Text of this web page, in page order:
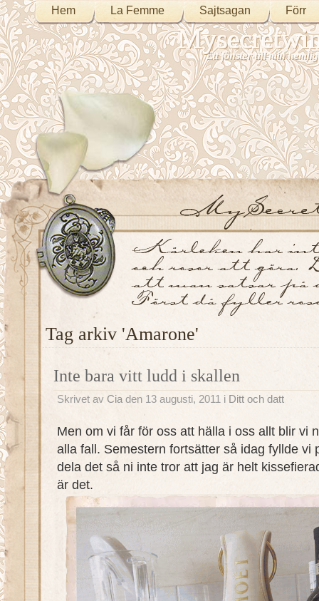
Hem La Femme Sajtsagan Förr
Ett fönster till min
Tag arkiv 'Amarone'
Inte bara vitt ludd i skallen
Skrivet av Cia den 13 augusti, 2011 i Ditt och datt
Men om vi får för oss att hälla i oss allt blir vi
alla fall. Semestern fortsätter så idag fyllde vi
dela det så ni inte tror att jag är helt
är det.